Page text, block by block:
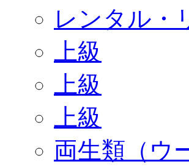
レンタル・
上級
上級
上級
両生類（ウ